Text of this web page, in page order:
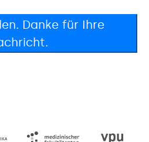
Danke für Ihre